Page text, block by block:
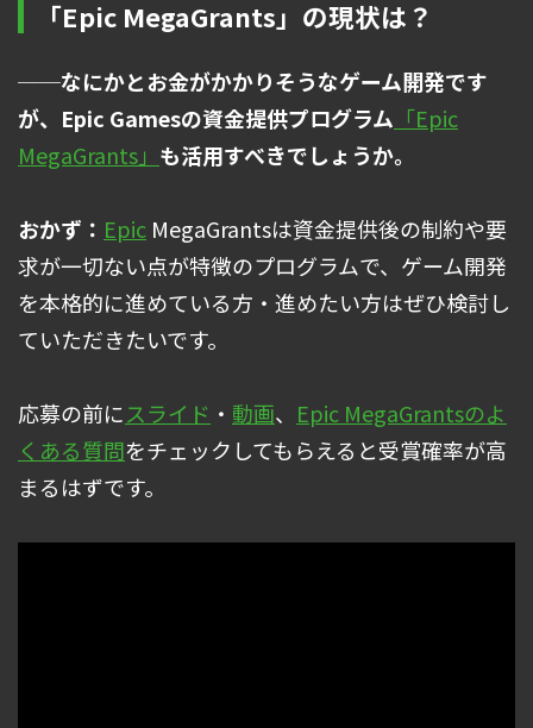
「Epic MegaGrants」の現状は？
──なにかとお金がかかりそうなゲーム開発です
が、Epic Gamesの資金提供プログラム 「Epic
MegaGrants」 も活用すべきでしょうか。
おかず： Epic MegaGrantsは資金提供後の制約や要
求が一切ない点が特徴のプログラムで、ゲーム開発
を本格的に進めている方・進めたい方はぜひ検討し
ていただきたいです。
応募の前にスライド ・ 動画、 Epic MegaGrantsのよ
くある質問をチェックしてもらえると受賞確率が高
まるはずです。